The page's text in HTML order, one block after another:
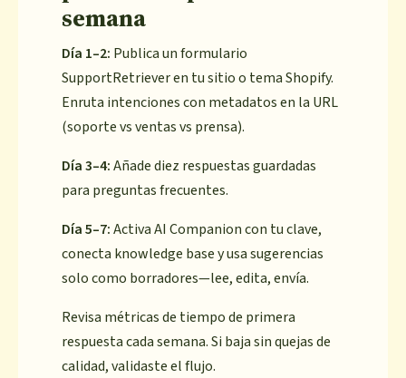
semana
Día 1–2: Publica un formulario
SupportRetriever en tu sitio o tema Shopify.
Enruta intenciones con metadatos en la URL
(soporte vs ventas vs prensa).
Día 3–4:Añade diez respuestas guardadas
para preguntas frecuentes.
Día 5–7:Activa AI Companion con tu clave,
conecta knowledge base y usa sugerencias
solo como borradores—lee, edita, envía.
Revisa métricas de tiempo de primera
respuesta cada semana. Si baja sin quejas de
calidad, validaste el flujo.